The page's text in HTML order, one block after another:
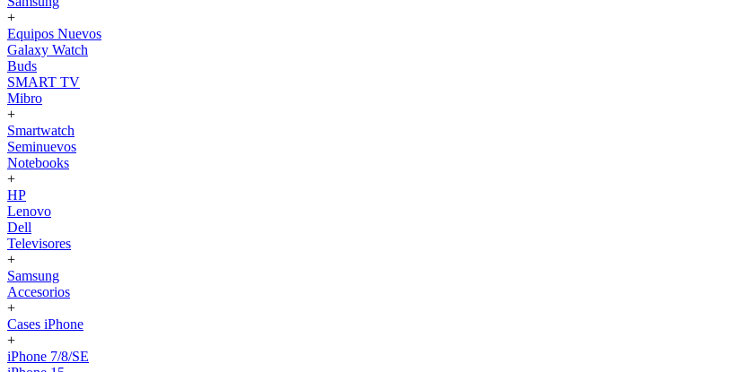
+
Equipos Nuevos
Galaxy Watch
Buds
SMART TV
Mibro
+
Smartwatch
Seminuevos
Notebooks
+
HP
Lenovo
Dell
Televisores
+
Samsung
Accesorios
+
Cases iPhone
+
iPhone 7/8/SE